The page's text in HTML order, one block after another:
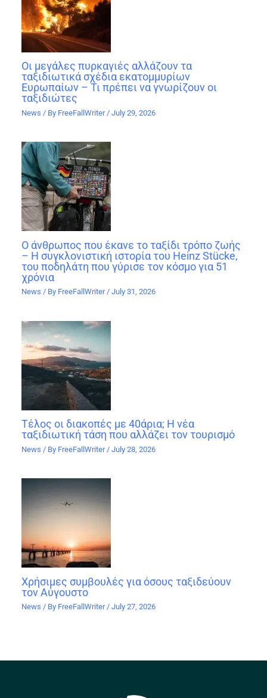
Οι μεγάλες πυρκαγιές αλλάζουν τα
ταξιδιωτικά σχέδια εκατομμυρίων
Ευρωπαίων – Τι πρέπει να γνωρίζουν οι
ταξιδιώτες
News / By FreeFallWriter /July 29, 2026
Ο άνθρωπος που έκανε το ταξίδι τρόπο ζωής
– Η συγκλονιστική ιστορία του Heinz Stücke,
του ποδηλάτη που γύρισε τον κόσμο για 51
χρόνια
News / By FreeFallWriter/July 31, 2026
Τέλος οι διακοπές με 40άρια; Η νέα
ταξιδιωτική τάση που αλλάζει τον τουρισμό
News / By FreeFallWriter /July 28, 2026
Χρήσιμες συμβουλές για όσους ταξιδεύουν
τον Αύγουστο
News / By FreeFallWriter/July 27, 2026